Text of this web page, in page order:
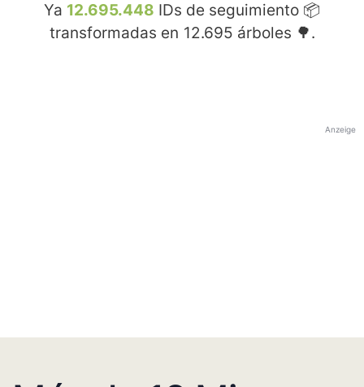
Ya 12.695.448 IDs de seguimiento 📦
transformadas en 12.695 árboles 🌳.
Anzeige